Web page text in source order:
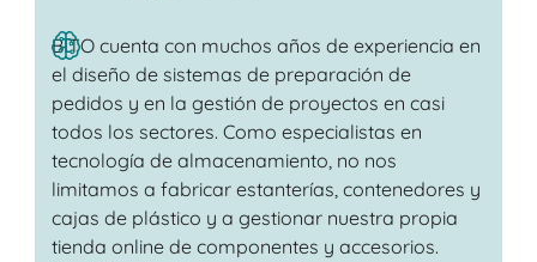
BITO cuenta con muchos años de experiencia en
el diseño de sistemas de preparación de
pedidos y en la gestión de proyectos en casi
todos los sectores. Como especialistas en
tecnología de almacenamiento, no nos
limitamos a fabricar estanterías, contenedores y
cajas de plástico y a gestionar nuestra propia
tienda online de componentes y accesorios.